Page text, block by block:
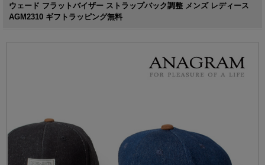
ウェード フラットバイザー ストラップバック調整 メンズ レディース
AGM2310 ギフトラッピング無料